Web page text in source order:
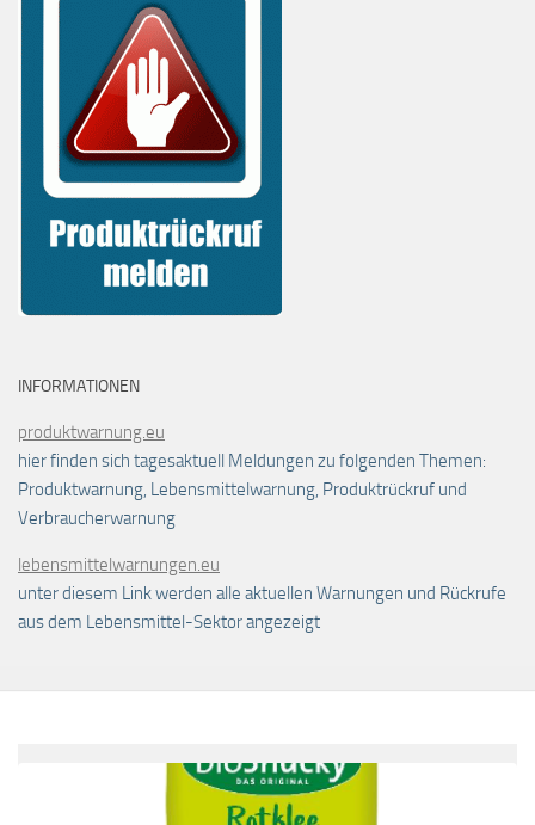
INFORMATIONEN
produktwarnung.eu
hier finden sich tagesaktuell Meldungen zu folgenden Themen:
Produktwarnung, Lebensmittelwarnung, Produktrückruf und
Verbraucherwarnung
lebensmittelwarnungen.eu
unter diesem Link werden alle aktuellen Warnungen und Rückrufe
aus dem Lebensmittel-Sektor angezeigt